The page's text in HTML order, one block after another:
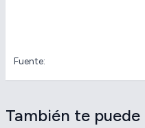
Fuente:
También te